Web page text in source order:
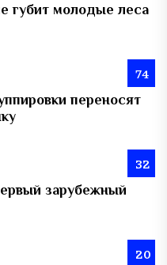
губит молодые леса
74
переносят
32
зарубежный
20